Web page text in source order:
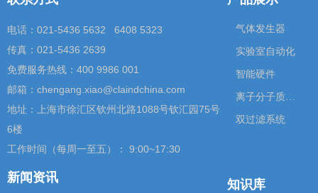
电话：021-5436 5632 6408 5323
传真：021-5436 2639
免费服务热线：400 9986 001
邮箱：chengang.xiao@claindchina.com
地址：上海市徐汇区钦州北路1088号钦汇园75号
6楼
工作时间（每周一至五）： 9:00~17:30
气体发生器
实验室自动化
智能硬件
离子分子质谱仪
双过滤系统
新闻资讯 知识库